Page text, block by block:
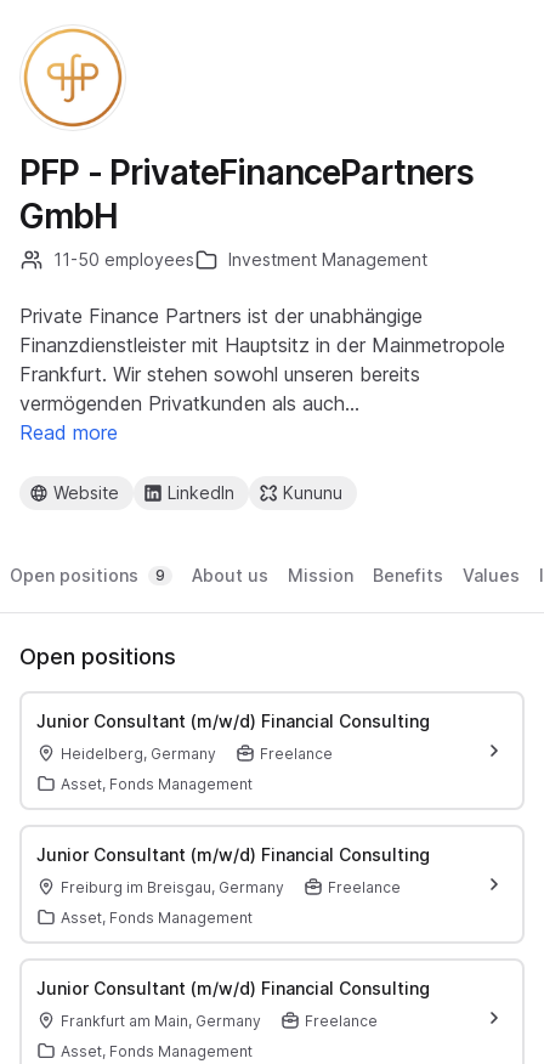
PFP - PrivateFinancePartners
GmbH
11-50 employees Investment Management
Private Finance Partners ist der unabhängige
Finanzdienstleister mit Hauptsitz in der Mainmetropole
Frankfurt. Wir stehen sowohl unseren bereits
vermögenden Privatkunden als auch…
Read more
Website LinkedIn Kununu
Open positions 9 About us Mission Benefits Values
Open positions
Junior Consultant (m/w/d) Financial Consulting
Heidelberg, Germany
Freelance
Asset, Fonds Management
Junior Consultant (m/w/d) Financial Consulting
Freiburg im Breisgau, Germany
Freelance
Asset, Fonds Management
Junior Consultant (m/w/d) Financial Consulting
Frankfurt am Main, Germany
Freelance
Asset, Fonds Management